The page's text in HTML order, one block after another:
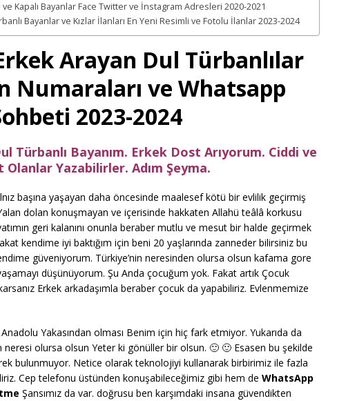
Kapalı Bayanlar Face Twitter ve İnstagram Adresleri 2020-2021
Bayanlar ve Kızlar İlanları En Yeni Resimli ve Fotolu İlanlar 2023-2024
Arayan Dul Türbanlılar
Numaraları ve Whatsapp
2023-2024
Türbanlı Bayanım. Erkek Dost Arıyorum. Ciddi ve
Olanlar Yazabilirler. Adım Şeyma.
başına yaşayan daha öncesinde maalesef kötü bir evlilik geçirmiş
dolan konuşmayan ve içerisinde hakkaten Allahü teâlâ korkusu
geri kalanını onunla beraber mutlu ve mesut bir halde geçirmek
kendime iyi baktığım için beni 20 yaşlarında zanneder bilirsiniz bu
güveniyorum. Türkiye’nin neresinden olursa olsun kafama gore
düşünüyorum. Şu Anda çocuğum yok. Fakat artık Çocuk
Erkek arkadaşımla beraber çocuk da yapabiliriz. Evlenmemize
Yakasından olması Benim için hiç fark etmiyor. Yukarıda da
neresi olursa olsun Yeter ki gönüller bir olsun. 🙂 🙂 Esasen bu şekilde
bulunmuyor. Netice olarak teknolojiyi kullanarak birbirimiz ile fazla
Cep telefonu üstünden konuşabileceğimiz gibi hem de WhatsApp
Şansımız da var. doğrusu ben karşımdaki insana güvendikten